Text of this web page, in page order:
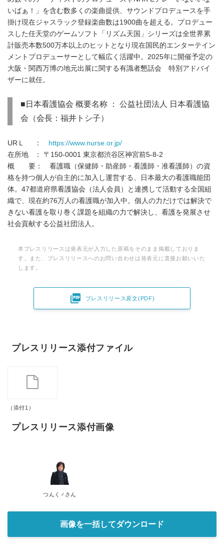
いばぁ！」を含む数多くの楽曲提供、サウンドプロデュースを手
掛け現在ジャスラック登録楽曲数は1900曲を超える。プロデュー
スした任天堂のゲームソフト「リズム天国」シリーズは全世界累
計販売本数500万本以上のヒットとなり現在国民的エンターテイン
メントプロデューサーとして幅広く活躍中。2025年に開催予定の
大阪・関西万博の地元出展に関する有識者懇話会 特別アドバイ
ザーに就任。
■日本看護協会 概要名称 ： 公益社団法人 日本看護協
会（会長：福井トシ子）
URＬ ：
https://www.nurse.or.jp/
在所地 ： 〒150-0001 東京都渋谷区神宮前5-8-2
概 要： 看護職（保健師・助産師・看護師・准看護師）の資
格を持つ個人が自主的に加入し運営する、日本最大の看護職能団
体。47都道府県看護協会（法人会員）と連携して活動する全国組
織で、現在約76万人の看護職が加入中。個人の力だけでは解決で
きない看護を取り巻く課題を組織の力で解決し、看護を発展させ
社会貢献する公益社団法人。
本プレスリリースは発表元が入力した原稿をそのまま掲載しておりま
す。また、プレスリリースへのお問い合わせは発表元に直接お願いいた
します。
 プレスリリース原文(PDF)
プレスリリース添付ファイル
（添付1）
プレスリリース添付画像
つんく♂さん
画像を一括してダウンロード